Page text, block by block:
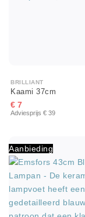
BRILLIANT
Kaami 37cm
€ 7
Adviesprijs € 39
Aanbieding